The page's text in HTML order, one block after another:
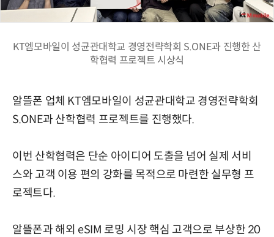
KT엠모바일이 성균관대학교 경영전략학회 S.ONE과 진행한 산
학협력 프로젝트 시상식
알뜰폰 업체 KT엠모바일이 성균관대학교 경영전략학회
S.ONE과 산학협력 프로젝트를 진행했다.
이번 산학협력은 단순 아이디어 도출을 넘어 실제 서비
스와 고객 이용 편의 강화를 목적으로 마련한 실무형 프
로젝트다.
알뜰폰과 해외 eSIM 로밍 시장 핵심 고객으로 부상한 20